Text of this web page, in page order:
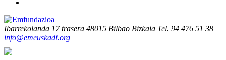
Ibarrekolanda 17 trasera 48015 Bilbao Bizkaia Tel. 94 476 51 38
info@emeuskadi.org